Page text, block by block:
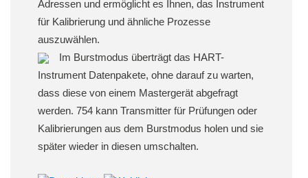
Adressen und ermöglicht es Ihnen, das Instrument
für Kalibrierung und ähnliche Prozesse
auszuwählen.
Im Burstmodus überträgt das HART-
Instrument Datenpakete, ohne darauf zu warten,
dass diese von einem Mastergerät abgefragt
werden. 754 kann Transmitter für Prüfungen oder
Kalibrierungen aus dem Burstmodus holen und sie
später wieder in diesen umschalten.